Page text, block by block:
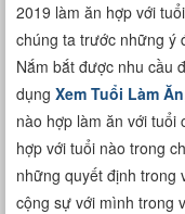
Phong thủy
Kinh Dịch
Văn Hoa Tâm linh
Xem ngày
2019 làm ăn hợp với
chúng ta trước những ý
Nắm bắt được nhu cầu
dụng Xem Tuổi Làm Ăn
nào hợp làm ăn với tuổi
hợp với tuổi nào trong
những quyết định trong
cộng sự với mình trong